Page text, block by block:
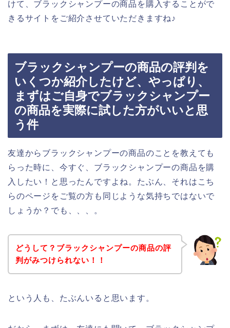
けて、ブラックシャンプーの商品を購入することがで
きるサイトをご紹介させていただきますね♪
ブラックシャンプーの商品の評判を
いくつか紹介したけど、やっぱり、
まずはご自身でブラックシャンプー
の商品を実際に試した方がいいと思
う件
友達からブラックシャンプーの商品のことを教えても
らった時に、今すぐ、ブラックシャンプーの商品を購
入したい！と思ったんですよね。たぶん、それはこち
らのページをご覧の方も同じような気持ちではないで
しょうか？でも、、、。
どうして？ブラックシャンプーの商品の評
判がみつけられない！！
という人も、たぶんいると思います。